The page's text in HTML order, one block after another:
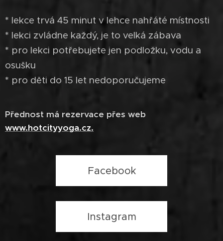
* lekce trvá 45 minut v lehce nahřáté místnosti
* lekci zvládne každý, je to velká zábava
* pro lekci potřebujete jen podložku, vodu a
osušku
* pro děti do 15 let nedoporučujeme
Přednost má rezervace přes web
www.hotcityyoga.cz.
Facebook
Instagram